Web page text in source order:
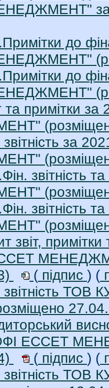
за
до
до
та примітки
звітність за
звіт,
( підпис ) (
звітність
ЕССЕТ
( підпис ) (
звітність